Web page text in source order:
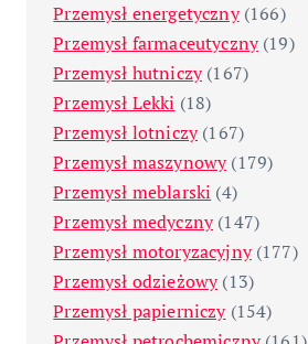
Przemysł energetyczny(166)
Przemysł farmaceutyczny(19)
Przemysł hutniczy(167)
Przemysł Lekki (18)
Przemysł lotniczy(167)
Przemysł maszynowy(179)
Przemysł meblarski (4)
Przemysł medyczny(147)
Przemysł motoryzacyjny(177)
Przemysł odzieżowy(13)
Przemysł papierniczy(154)